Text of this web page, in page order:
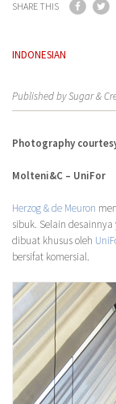
SHARE THIS
INDONESIAN
Published by Sugar &
Photography
Molteni&C – UniFor
Herzog & de Meuron
sibuk. Selain
dibuat khusus oleh
bersifat komersial.